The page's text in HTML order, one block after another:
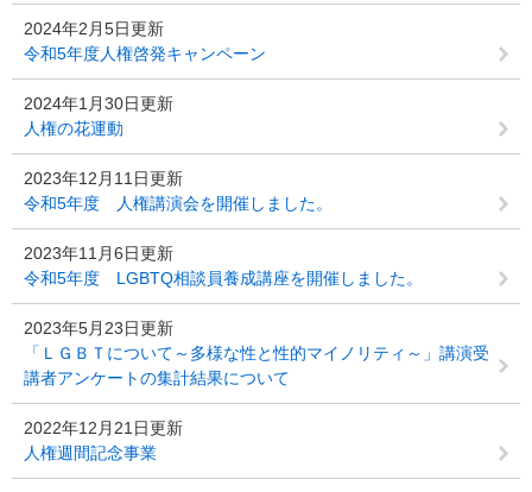
2024年2月5日更新
令和5年度人権啓発キャンペーン
2024年1月30日更新
人権の花運動
2023年12月11日更新
令和5年度 人権講演会を開催しました。
2023年11月6日更新
令和5年度 LGBTQ相談員養成講座を開催しました。
2023年5月23日更新
「ＬＧＢＴについて～多様な性と性的マイノリティ～」講演受
講者アンケートの集計結果について
2022年12月21日更新
人権週間記念事業